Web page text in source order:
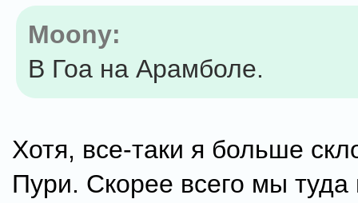
Moony:
В Гоа на Арамболе.
Хотя, все-таки я больше
Пури. Скорее всего мы